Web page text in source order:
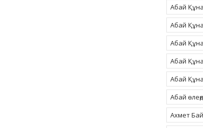
Абай
Абай
Абай
Абай
Абай
Абай
Ахмет